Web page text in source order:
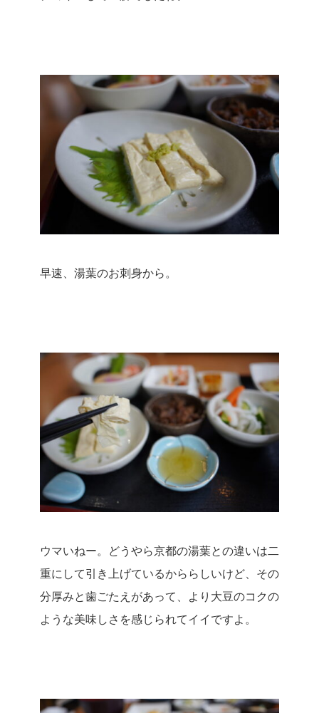
早速、湯葉のお刺身から。
ウマいねー。
どうやら京都の湯葉との違いは二
重にして引き上げているかららしいけど、その
分厚みと歯ごたえがあって、より大豆のコクの
ような美味しさを感じられてイイですよ。